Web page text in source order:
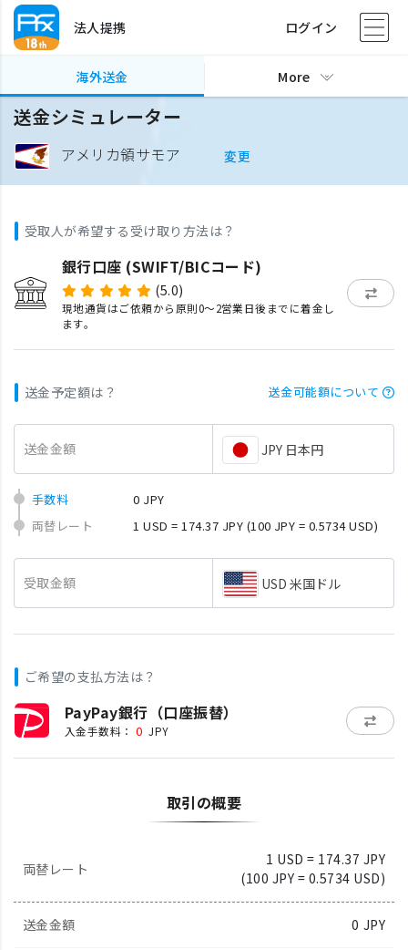
法人提携 ログイン
海外送金 More
送金シミュレーター
アメリカ領サモア 変更
受取人が希望する受け取り方法は？
銀行口座 (SWIFT/BICコード)
(5.0)
現地通貨はご依頼から原則0〜2営業日後までに着金し
ます。
送金予定額は？ 送金可能額について
送金金額 JPY 日本円
手数料
0 JPY
両替レート
1 USD = 174.37 JPY (100 JPY = 0.5734 USD)
受取金額 USD 米国ドル
ご希望の支払方法は？
PayPay銀行（口座振替）
入金手数料： 0 JPY
取引の概要
両替レート
1 USD = 174.37 JPY
(100 JPY = 0.5734 USD)
送金金額 0 JPY